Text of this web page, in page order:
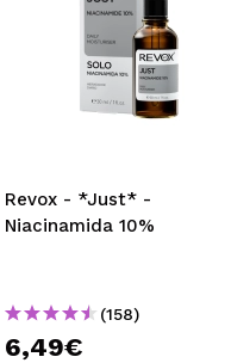
Revox - *Just* -
Niacinamida 10%
(158)
6,49€